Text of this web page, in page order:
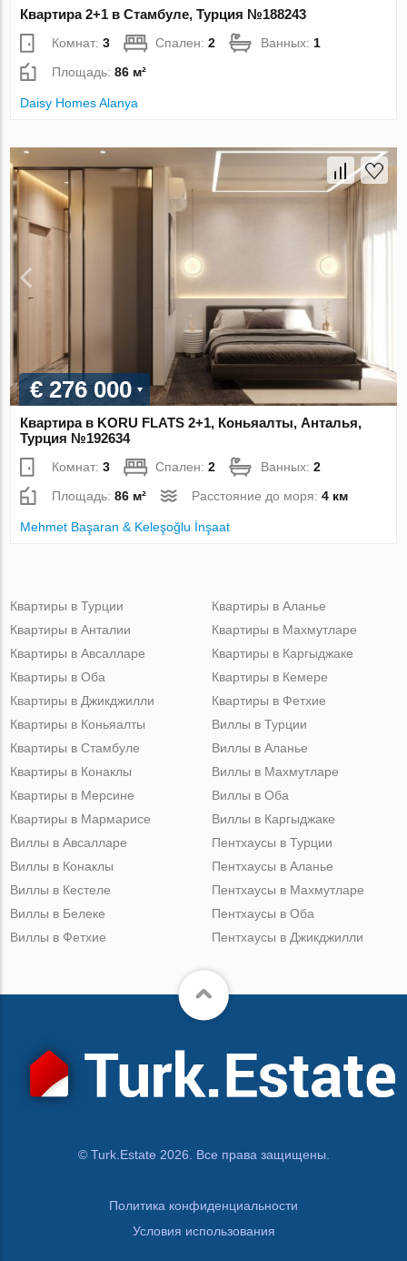
Квартира 2+1 в Стамбуле, Турция №188243
Комнат:3 Спален:2 Ванных: 1
Площадь:86 м²
Daisy Homes Alanya
€ 276 000
Квартира в KORU FLATS 2+1, Коньяалты, Анталья,
Турция №192634
Комнат:3 Спален:2 Ванных:2
Площадь:86 м² Расстояние до моря:4 км
Mehmet Başaran & Keleşoğlu İnşaat
Квартиры в Турции
Квартиры в Анталии
Квартиры в Авсалларе
Квартиры в Оба
Квартиры в Джикджилли
Квартиры в Аланье
Квартиры в Махмутларе
Квартиры в Каргыджаке
Квартиры в Кемере
Квартиры в Фетхие
Квартиры в Коньяалты
Квартиры в Стамбуле
Квартиры в Конаклы
Квартиры в Мерсине
Квартиры в Мармарисе
Виллы в Турции
Виллы в Аланье
Виллы в Махмутларе
Виллы в Оба
Виллы в Каргыджаке
Виллы в Авсалларе
Виллы в Конаклы
Виллы в Кестеле
Виллы в Белеке
Виллы в Фетхие
Пентхаусы в Турции
Пентхаусы в Аланье
Пентхаусы в Махмутларе
Пентхаусы в Оба
Пентхаусы в Джикджилли
© Turk.Estate 2026. Все права защищены.
Политика конфиденциальности
Условия использования